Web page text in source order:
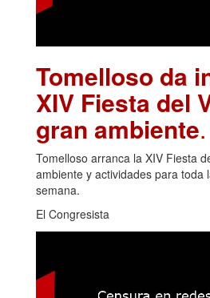
Tomelloso da
XIV Fiesta del
gran ambiente
Tomelloso arranca la XIV Fiesta
ambiente y actividades para toda
semana.
El Congresista